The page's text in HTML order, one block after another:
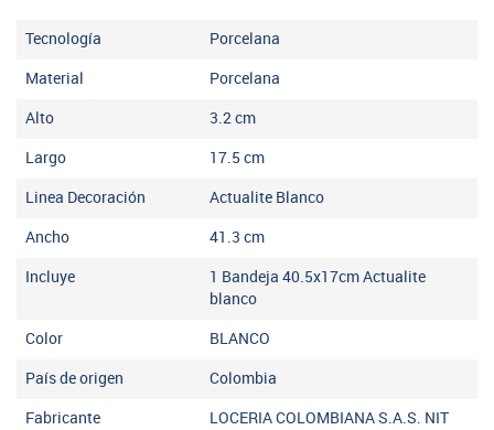
Tecnología Porcelana
Material Porcelana
Alto 3.2cm
Largo 17.5 cm
Linea Decoración Actualite Blanco
Ancho 41.3 cm
Incluye
1 Bandeja 40.5x17cm Actualite
blanco
Color BLANCO
País de origen Colombia
Fabricante
LOCERIA COLOMBIANA S.A.S. NIT